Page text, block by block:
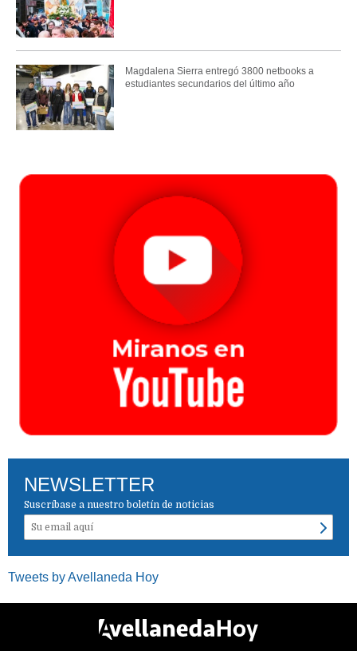
Magdalena Sierra entregó 3800 netbooks a
estudiantes secundarios del último año
NEWSLETTER
Suscríbase a nuestro boletín de noticias
Tweets by Avellaneda Hoy